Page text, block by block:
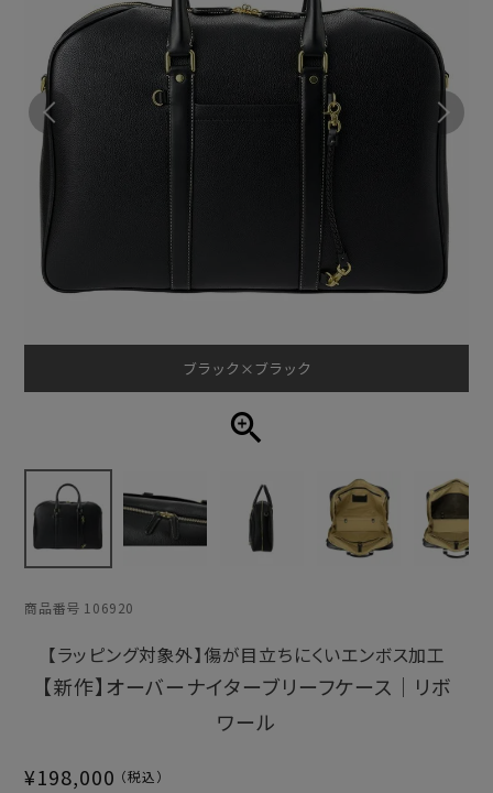
ブラック×ブラック
商品番号 106920
【ラッピング対象外】傷が目立ちにくいエンボス加工
【新作】オーバーナイターブリーフケース｜リボ
ワール
¥198,000